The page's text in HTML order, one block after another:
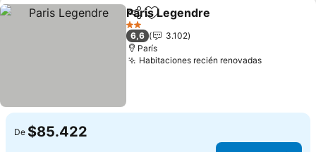
CompartirAgregar a favoritos
Paris Legendre
2 Estrellas
6,6
3.102
París
Habitaciones recién renovadas
De $85.422